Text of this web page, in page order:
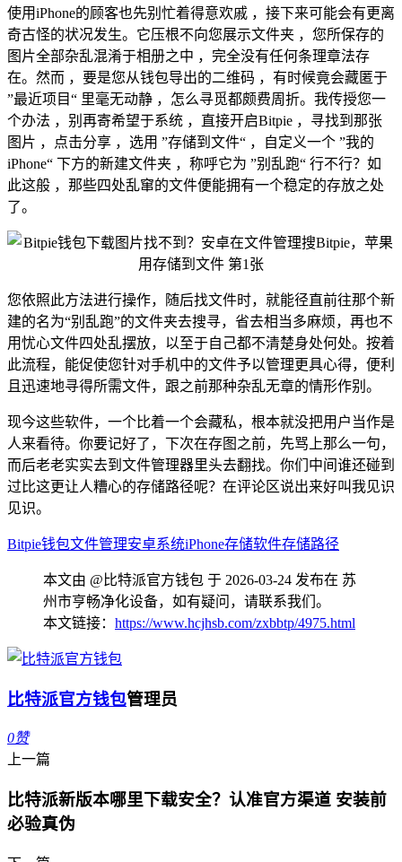
使用iPhone的顾客也先别忙着得意欢戚 ，接下来可能会有更离
奇古怪的状况发生。它压根不向您展示文件夹 ，您所保存的
图片全部杂乱混淆于相册之中 ，完全没有任何条理章法存
在。然而 ，要是您从钱包导出的二维码 ，有时候竟会藏匿于
”最近项目“ 里毫无动静 ，怎么寻觅都颇费周折。我传授您一
个办法 ，别再寄希望于系统 ，直接开启Bitpie ，寻找到那张
图片 ，点击分享 ，选用 ”存储到文件“ ，自定义一个 ”我的
iPhone“ 下方的新建文件夹 ，称呼它为 ”别乱跑“ 行不行？如
此这般 ，那些四处乱窜的文件便能拥有一个稳定的存放之处
了。
您依照此方法进行操作，随后找文件时，就能径直前往那个新
建的名为“别乱跑”的文件夹去搜寻，省去相当多麻烦，再也不
用忧心文件四处乱摆放，以至于自己都不清楚身处何处。按着
此流程，能促使您针对手机中的文件予以管理更具心得，便利
且迅速地寻得所需文件，跟之前那种杂乱无章的情形作别。
现今这些软件，一个比着一个会藏私，根本就没把用户当作是
人来看待。你要记好了，下次在存图之前，先骂上那么一句，
而后老老实实去到文件管理器里头去翻找。你们中间谁还碰到
过比这更让人糟心的存储路径呢？在评论区说出来好叫我见识
见识。
Bitpie钱包文件管理安卓系统iPhone存储软件存储路径
本文由 @比特派官方钱包 于 2026-03-24 发布在 苏
州市亨畅净化设备，如有疑问，请联系我们。
本文链接： https://www.hcjhsb.com/zxbbtp/4975.html
比特派官方钱包管理员
0赞
上一篇
比特派新版本哪里下载安全？认准官方渠道 安装前
必验真伪